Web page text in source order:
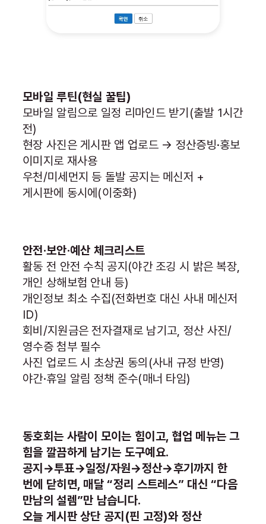
모바일 루틴(현실 꿀팁)
모바일 알림으로 일정 리마인드 받기(출발 1시간
전)
현장 사진은 게시판 앱 업로드 → 정산증빙·홍보
이미지로 재사용
우천/미세먼지 등 돌발 공지는 메신저 +
게시판에 동시에(이중화)
안전·보안·예산 체크리스트
활동 전 안전 수칙 공지(야간 조깅 시 밝은 복장,
개인 상해보험 안내 등)
개인정보 최소 수집(전화번호 대신 사내 메신저
ID)
회비/지원금은 전자결재로 남기고, 정산 사진/
영수증 첨부 필수
사진 업로드 시 초상권 동의(사내 규정 반영)
야간·휴일 알림 정책 준수(매너 타임)
동호회는 사람이 모이는 힘이고, 협업 메뉴는 그
힘을 깔끔하게 남기는 도구예요.
공지→투표→일정/자원→정산→후기까지 한
번에 닫히면, 매달 “정리 스트레스” 대신 “다음
만남의 설렘”만 남습니다.
오늘 게시판 상단 공지(핀 고정)와 정산